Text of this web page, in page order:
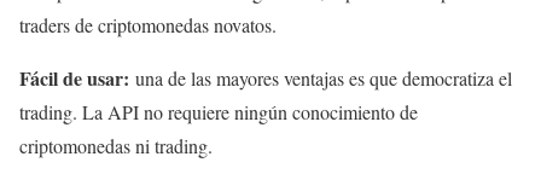
traders de criptomonedas novatos.
Fácil de usar: una de las mayores ventajas es que democratiza el
trading. La API no requiere ningún conocimiento de
criptomonedas ni trading.